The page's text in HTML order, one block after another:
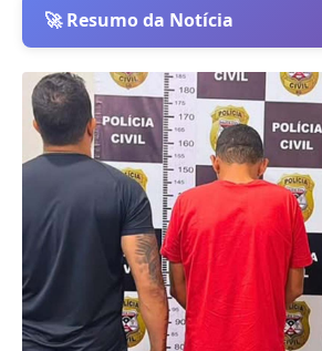
🚀 Resumo da Notícia